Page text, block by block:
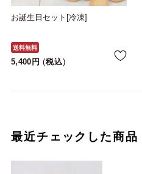
お誕生日セット[冷凍]
送料無料
5,400 税込
最近チェックした商品